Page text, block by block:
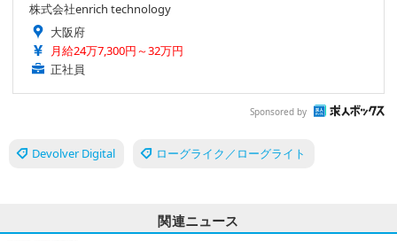
株式会社enrich technology
大阪府
月給24万7,300円～32万円
正社員
Sponsored by
Devolver Digital ローグライク／ローグライト
関連ニュース